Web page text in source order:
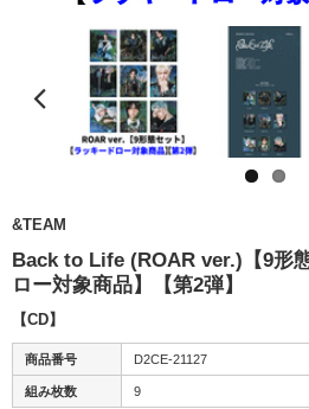
&TEAM
Back to Life (ROAR ver.)【9形
ロー対象商品】【第2弾】
【CD】
商品番号 D2CE-21127
組み枚数 9